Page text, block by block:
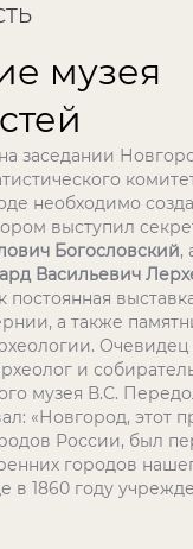
музея
на заседании
необходимо
выступил
Богословский,
Васильевич
постоянная
а также
Очевидец
и
музея В.С.
«Новгород, этот
России, был
городов
в 1860 году